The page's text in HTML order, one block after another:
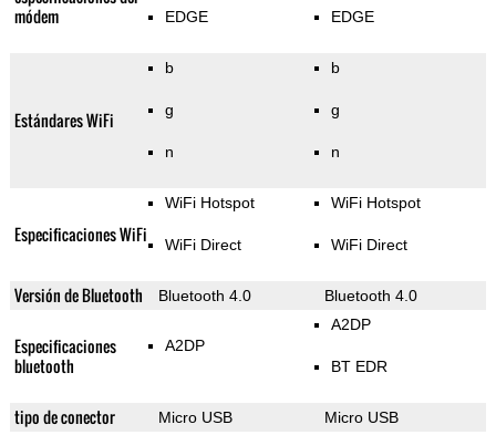
módem
EDGE EDGE
Estándares WiFi
b
g
n
b
g
n
Especificaciones WiFi
WiFi Hotspot
WiFi Direct
WiFi Hotspot
WiFi Direct
Versión de Bluetooth Bluetooth 4.0 Bluetooth 4.0
Especificaciones
bluetooth
A2DP
A2DP
BT EDR
tipo de conector Micro USB Micro USB